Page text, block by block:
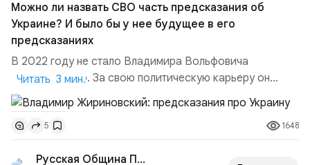
Можно ли назвать СВО часть предсказания об
Украине? И было бы у нее будущее в его
предсказаниях
В 2022 году не стало Владимира Вольфовича
Жириновского. За свою политическую карьеру он
заработал репутацию политического оракула,
предсказателя политических событий. Одни из
наиболее одиозных более предсказания о будущем
Украины. Давай вспомним, какое будущее предсказал
Жириновской этой несчастной стране.Жириновский об
Читать 3 мин.
5 1648
Русская Община Патриотов